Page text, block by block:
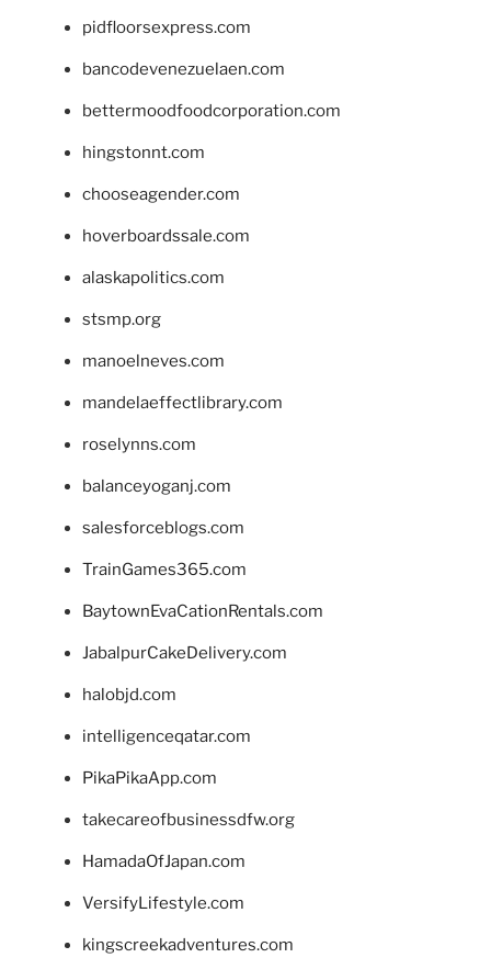
pidfloorsexpress.com
bancodevenezuelaen.com
bettermoodfoodcorporation.com
hingstonnt.com
chooseagender.com
hoverboardssale.com
alaskapolitics.com
stsmp.org
manoelneves.com
mandelaeffectlibrary.com
roselynns.com
balanceyoganj.com
salesforceblogs.com
TrainGames365.com
BaytownEvaCationRentals.com
JabalpurCakeDelivery.com
halobjd.com
intelligenceqatar.com
PikaPikaApp.com
takecareofbusinessdfw.org
HamadaOfJapan.com
VersifyLifestyle.com
kingscreekadventures.com